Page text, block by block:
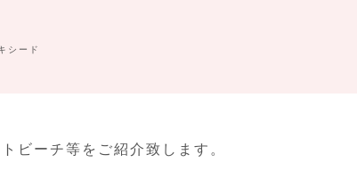
シード
ビーチ等をご紹介致します。